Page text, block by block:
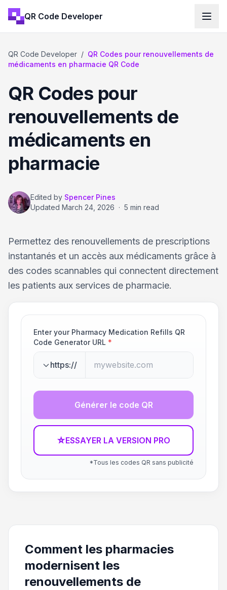
QR Code Developer
QR Code Developer / QR Codes pour renouvellements de
médicaments en pharmacie QR Code
QR Codes pour
renouvellements de
médicaments en
pharmacie
Edited by Spencer Pines
Updated March 24, 2026 · 5 min read
Permettez des renouvellements de prescriptions
instantanés et un accès aux médicaments grâce à
des codes scannables qui connectent directement
les patients aux services de pharmacie.
Enter your Pharmacy Medication Refills QR
Code Generator URL *
https://
Générer le code QR
☆ESSAYER LA VERSION PRO
*Tous les codes QR sans publicité
Comment les pharmacies
modernisent les
renouvellements de